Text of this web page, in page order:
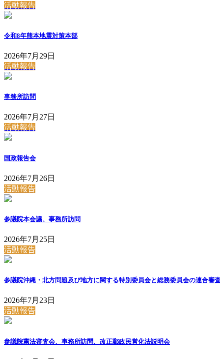
活動報告
令和8年熊本地震対策本部
2026年7月29日
活動報告
事務所訪問
2026年7月27日
活動報告
国政報告会
2026年7月26日
活動報告
参議院本会議、事務所訪問
2026年7月25日
活動報告
参議院沖縄・北方問題及び地方に関する特別委員会と総務委員会の連合審
2026年7月23日
活動報告
参議院憲法審査会、事務所訪問、改正郵政民営化法説明会